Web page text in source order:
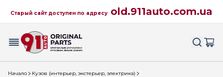
Старый сайт доступен по адресу old.911auto.com.ua
Начало
Кузов (интерьер, экстерьер, электрика)